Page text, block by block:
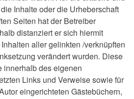
Inhalte oder die Urheberschaft
Seiten hat der Betreiber
distanziert er sich hiermit
aller gelinkten /verknüpften
verändert wurden. Diese
innerhalb des eigenen
Links und Verweise sowie für
eingerichteten Gästebüchern,